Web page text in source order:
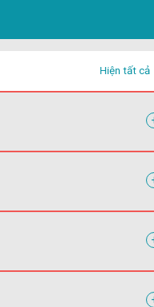
Hiện tất cả